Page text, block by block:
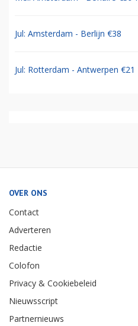
Jul: Amsterdam - Berlijn €38
Jul: Rotterdam - Antwerpen €21
OVER ONS
Contact
Adverteren
Redactie
Colofon
Privacy & Cookiebeleid
Nieuwsscript
Partnernieuws